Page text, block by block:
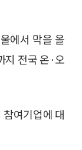
에서 막을 올
지 전국 온·오
여기업에 대